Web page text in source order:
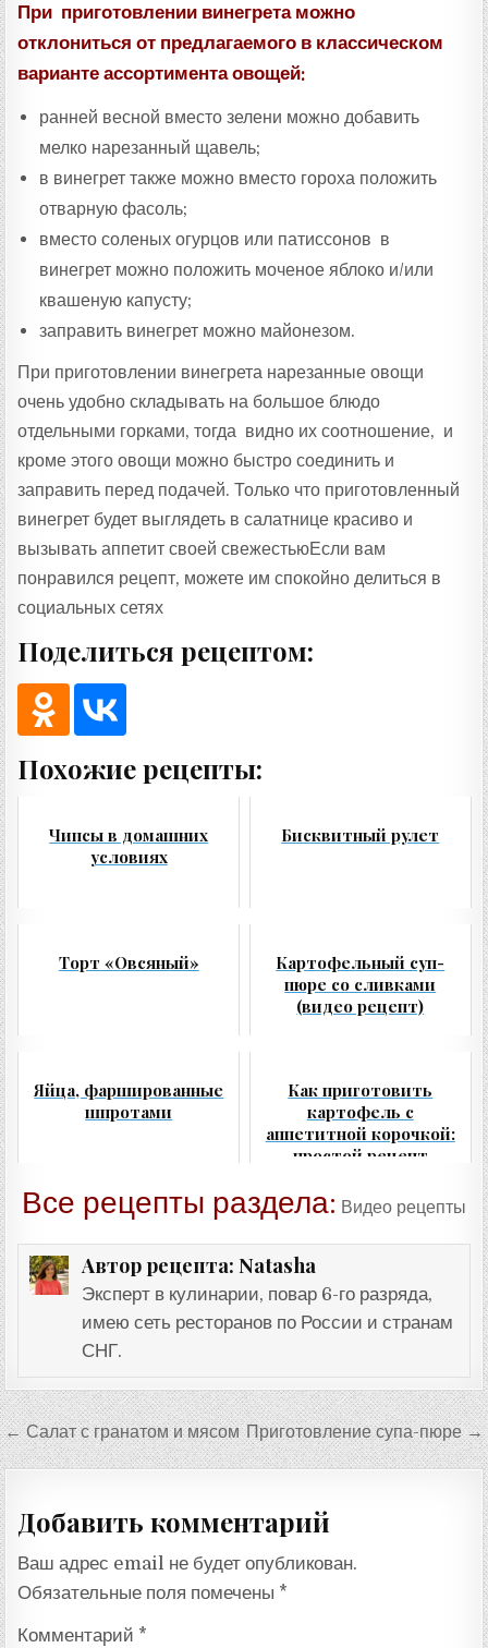
При приготовлении винегрета можно
отклониться от предлагаемого в классическом
варианте ассортимента овощей:
ранней весной вместо зелени можно добавить
мелко нарезанный щавель;
в винегрет также можно вместо гороха положить
отварную фасоль;
вместо соленых огурцов или патиссонов в
винегрет можно положить моченое яблоко и/или
квашеную капусту;
заправить винегрет можно майонезом.
При приготовлении винегрета нарезанные овощи
очень удобно складывать на большое блюдо
отдельными горками, тогда видно их соотношение, и
кроме этого овощи можно быстро соединить и
заправить перед подачей. Только что приготовленный
винегрет будет выглядеть в салатнице красиво и
вызывать аппетит своей свежестьюЕсли вам
понравился рецепт, можете им спокойно делиться в
социальных сетях
Поделиться рецептом:
Похожие рецепты:
Чипсы в домашних
условиях
Бисквитный рулет
Торт «Овсяный»
Картофельный суп-
пюре со сливками
(видео рецепт)
Яйца, фаршированные
шпротами
Как приготовить
картофель с
аппетитной корочкой:
простой рецепт
Все рецепты раздела: Видео рецепты
Автор рецепта: Natasha
Эксперт в кулинарии, повар 6-го разряда,
имею сеть ресторанов по России и странам
СНГ.
Навигация
по
← Салат с гранатом и мясом Приготовление супа-пюре →
Добавить комментарий
Ваш адрес email не будет опубликован.
Обязательные поля помечены *
Комментарий *